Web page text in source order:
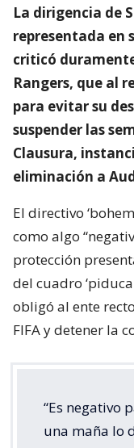
La dirigencia de
representada en
criticó
Rangers, que al
para evitar su
suspender las
Clausura,
eliminación a
El directivo
como algo
protección
del cuadro
obligó al ente
FIFA y detener la
“Es negativo
una maña lo